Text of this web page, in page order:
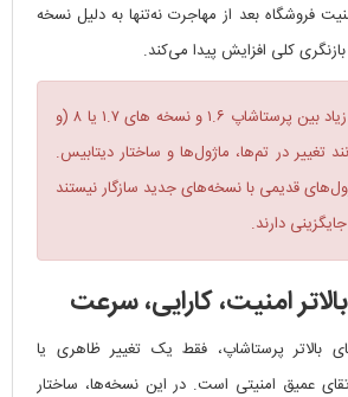
فروشگاه بعد از مهاجرت نه‌تنها به دلیل نسخه
کلی افزایش پیدا می‌کند.
تفاوت‌های ساختاری زیاد بین پرستاشاپ ۱.۶ و نسخه های ۱.۷ یا ۸ (و
تغییر در تم‌ها، ماژول‌ها و ساختار دیتابیس.
قدیمی با نسخه‌های جدید سازگار نیستند
دارند.
امنیت، کارایی، سرعت
بالاتر پرستاشاپ، فقط یک تغییر ظاهری یا
عمیق امنیتی است. در این نسخه‌ها، ساختار